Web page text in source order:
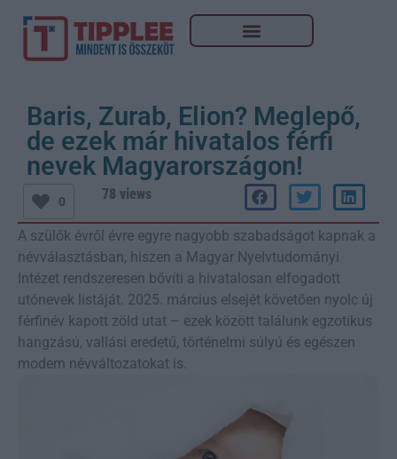
Baris, Zurab, Elion? Meglepő,
de ezek már hivatalos férfi
nevek Magyarországon!
0 78 views
A szülők évről évre egyre nagyobb szabadságot kapnak a
névválasztásban, hiszen a Magyar Nyelvtudományi
Intézet rendszeresen bővíti a hivatalosan elfogadott
utónevek listáját. 2025. március elsejét követően nyolc új
férfinév kapott zöld utat – ezek között találunk egzotikus
hangzású, vallási eredetű, történelmi súlyú és egészen
modern névváltozatokat is.